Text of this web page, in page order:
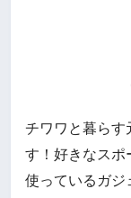
チワワと暮らす
す！好きなスポ
使っているガジ